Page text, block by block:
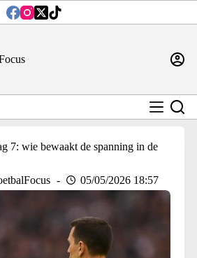
7: wie bewaakt de spanning in de
05/05/2026 18:57